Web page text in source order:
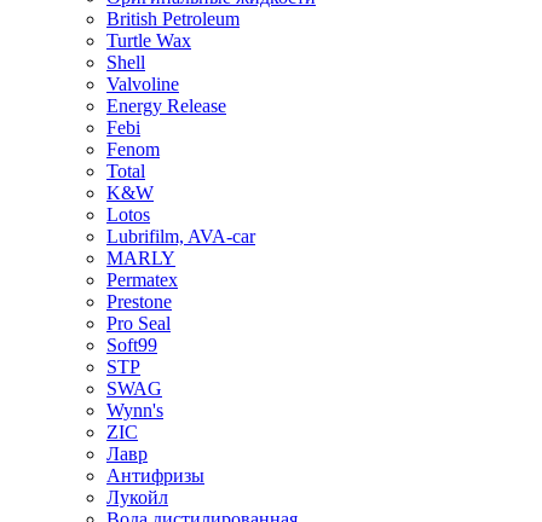
British Petroleum
Turtle Wax
Shell
Valvoline
Energy Release
Febi
Fenom
Total
K&W
Lotos
Lubrifilm, AVA-car
MARLY
Permatex
Prestone
Pro Seal
Soft99
STP
SWAG
Wynn's
ZIC
Лавр
Антифризы
Лукойл